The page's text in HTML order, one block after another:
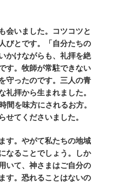
会いました。コツコツと
びとです。「自分たちの
かけながらも、礼拝を絶
す。牧師が常駐できない
守ったのです。三人の青
礼拝から生まれました。
間を味方にされるお方。
せてくださいました。
す。やがて私たちの地域
なることでしょう。しか
いて、神さまはご自分の
す。恐れることはないの